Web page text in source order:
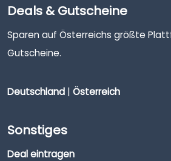
Deals & Gutscheine
Sparen auf Österreichs größte
Gutscheine.
Deutschland | Österreich
Sonstiges
Deal eintragen